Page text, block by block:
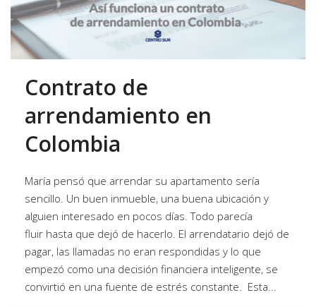
Contrato de
arrendamiento en
Colombia
María pensó que arrendar su apartamento sería
sencillo. Un buen inmueble, una buena ubicación y
alguien interesado en pocos días. Todo parecía
fluir hasta que dejó de hacerlo. El arrendatario dejó de
pagar, las llamadas no eran respondidas y lo que
empezó como una decisión financiera inteligente, se
convirtió en una fuente de estrés constante. Esta...